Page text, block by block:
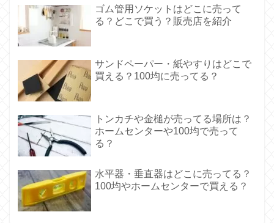
ゴム管用ソケットはどこに売って
る？どこで買う？販売店を紹介
サンドペーパー・紙やすりはどこで
買える？100均に売ってる？
トンカチや金槌が売ってる場所は？
ホームセンターや100均で売って
る？
水平器・垂直器はどこに売ってる？
100均やホームセンターで買える？